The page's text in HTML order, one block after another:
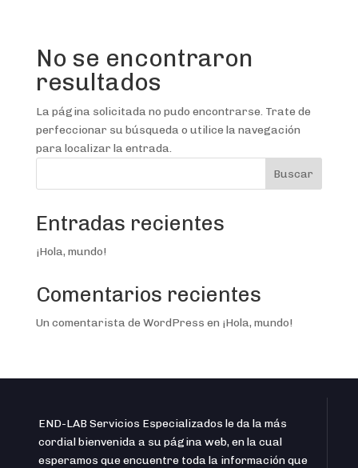
No se encontraron
resultados
La página solicitada no pudo encontrarse. Trate de
perfeccionar su búsqueda o utilice la navegación
para localizar la entrada.
Buscar
Entradas recientes
¡Hola, mundo!
Comentarios recientes
Un comentarista de WordPress en ¡Hola, mundo!
END-LAB Servicios Especializados le da la más
cordial bienvenida a su página web, en la cual
esperamos que encuentre toda la información que